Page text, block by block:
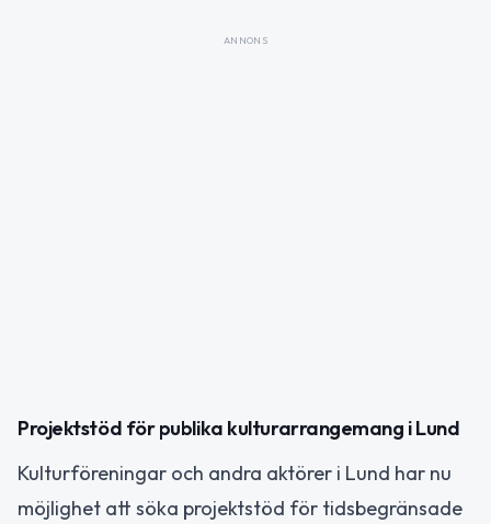
ANNONS
Projektstöd för publika kulturarrangemang i Lund
Kulturföreningar och andra aktörer i Lund har nu
möjlighet att söka projektstöd för tidsbegränsade